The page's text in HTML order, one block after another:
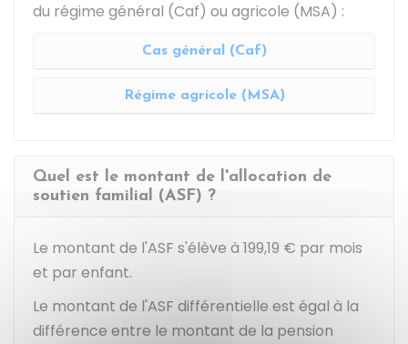
du régime général (Caf) ou agricole (MSA) :
Cas général (Caf)
Régime agricole (MSA)
Quel est le montant de l'allocation de
soutien familial (ASF) ?
Le montant de l'ASF s'élève à 199,19 € par mois
et par enfant.
Le montant de l'ASF différentielle est égal à la
différence entre le montant de la pension